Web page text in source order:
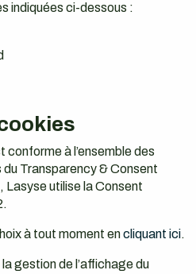
indiquées ci-dessous :
à l’ensemble des
Transparency & Consent
Lasyse utilise la Consent
à tout moment encliquant ici.
gestion de l’affichage du